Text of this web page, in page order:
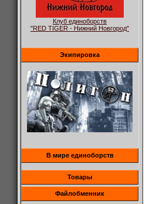
Клуб единоборств
"RED TIGER - Нижний Новгород"
Экипировка
В мире единоборств
Товары
Файлобменник